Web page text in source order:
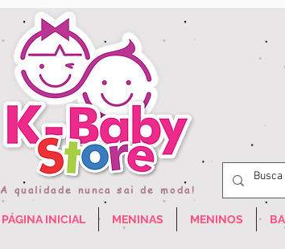
A qualidade nunca sai de moda!
PÁGINA INICIAL MENINAS MENINOS